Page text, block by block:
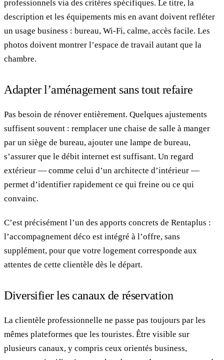
professionnels via des critères spécifiques. Le titre, la
description et les équipements mis en avant doivent refléter
un usage business : bureau, Wi-Fi, calme, accès facile. Les
photos doivent montrer l’espace de travail autant que la
chambre.
Adapter l’aménagement sans tout refaire
Pas besoin de rénover entièrement. Quelques ajustements
suffisent souvent : remplacer une chaise de salle à manger
par un siège de bureau, ajouter une lampe de bureau,
s’assurer que le débit internet est suffisant. Un regard
extérieur — comme celui d’un architecte d’intérieur —
permet d’identifier rapidement ce qui freine ou ce qui
convainc.
C’est précisément l’un des apports concrets de Rentaplus :
l’accompagnement déco est intégré à l’offre, sans
supplément, pour que votre logement corresponde aux
attentes de cette clientèle dès le départ.
Diversifier les canaux de réservation
La clientèle professionnelle ne passe pas toujours par les
mêmes plateformes que les touristes. Être visible sur
plusieurs canaux, y compris ceux orientés business,